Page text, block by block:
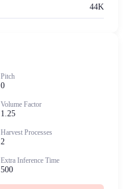
44K
Pitch
0
Volume Factor
1.25
Harvest Processes
2
Extra Inference Time
500